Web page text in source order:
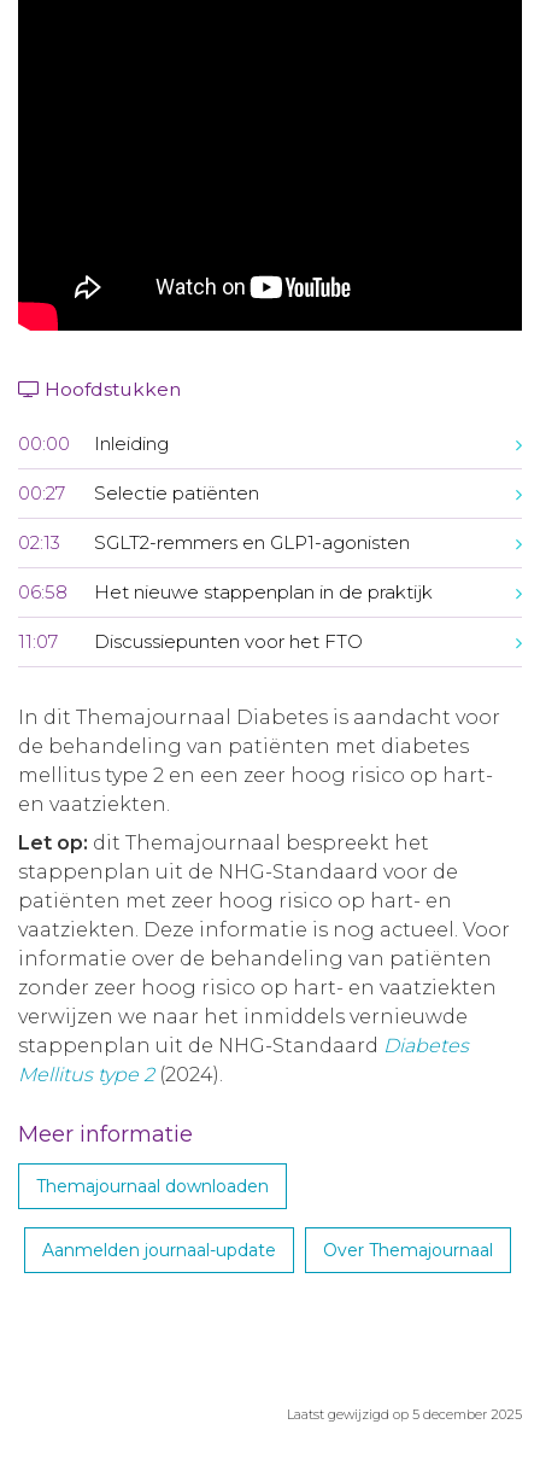
Hoofdstukken
00:00 Inleiding
00:27 Selectie patiënten
02:13 SGLT2-remmers en GLP1-agonisten
06:58 Het nieuwe stappenplan in de praktijk
11:07 Discussiepunten voor het FTO
In dit Themajournaal Diabetes is aandacht voor
de behandeling van patiënten met diabetes
mellitus type 2 en een zeer hoog risico op hart-
en vaatziekten.
Let op: dit Themajournaal bespreekt het
stappenplan uit de NHG-Standaard voor de
patiënten met zeer hoog risico op hart- en
vaatziekten. Deze informatie is nog actueel. Voor
informatie over de behandeling van patiënten
zonder zeer hoog risico op hart- en vaatziekten
verwijzen we naar het inmiddels vernieuwde
stappenplan uit de NHG-Standaard Diabetes
Mellitus type 2(2024).
Meer informatie
Themajournaal downloaden
Aanmelden journaal-update Over Themajournaal
Laatst gewijzigd op 5 december 2025